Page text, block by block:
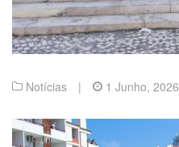
Notícias | 1 Junho, 2026